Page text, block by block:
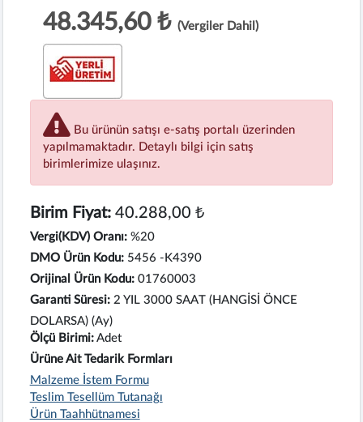
48.345,60 ₺ (Vergiler Dahil)
Bu ürünün satışı e-satış portalı üzerinden
yapılmamaktadır. Detaylı bilgi için satış
birimlerimize ulaşınız.
Birim Fiyat:40.288,00 ₺
Vergi(KDV) Oranı: %20
DMO Ürün Kodu: 5456 -K4390
Orijinal Ürün Kodu: 01760003
Garanti Süresi: 2 YIL 3000 SAAT (HANGİSİ ÖNCE
DOLARSA) (Ay)
Ölçü Birimi: Adet
Ürüne Ait Tedarik Formları
Malzeme İstem Formu
Teslim Tesellüm Tutanağı
Ürün Taahhütnamesi